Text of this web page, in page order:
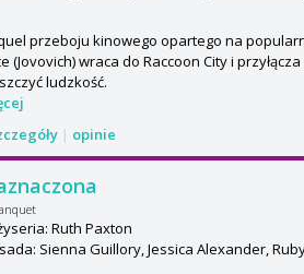
przeboju kinowego opartego na
(Jovovich) wraca do Raccoon City i
ludzkość.
| opinie
Ruth Paxton
Sienna Guillory, Jessica Alexander,